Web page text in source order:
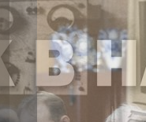
Набор студентов
Рекомендации ВАК
о типовых нарушениях